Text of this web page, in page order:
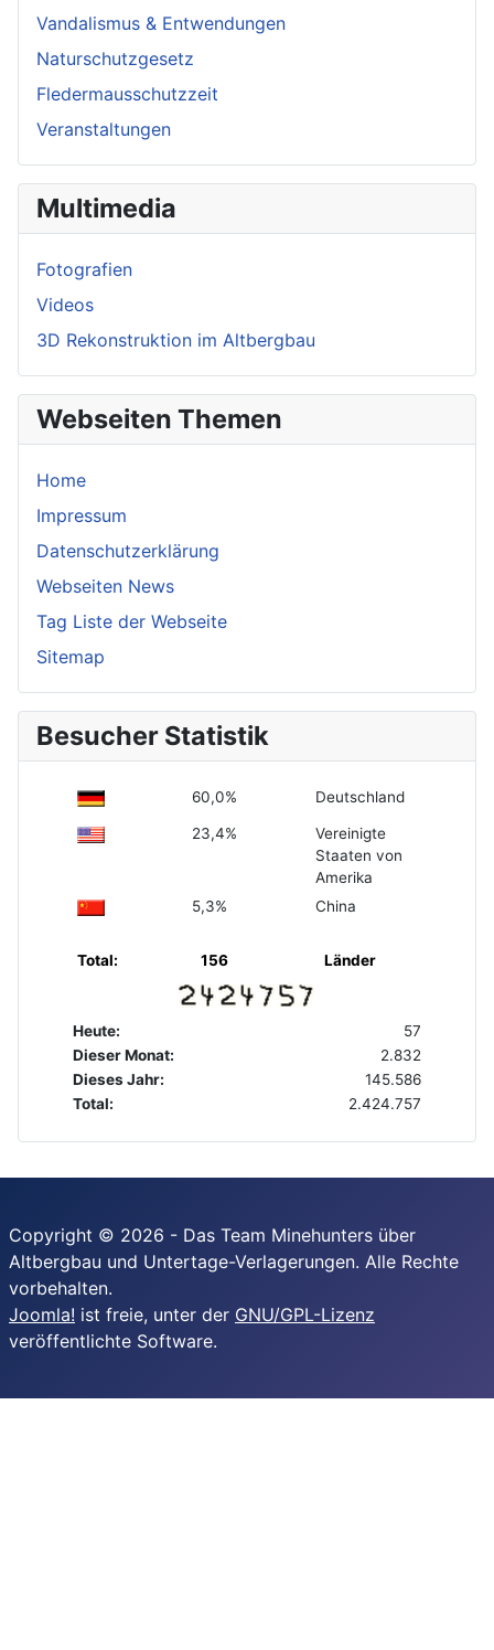
Vandalismus & Entwendungen
Naturschutzgesetz
Fledermausschutzzeit
Veranstaltungen
Multimedia
Fotografien
Videos
3D Rekonstruktion im Altbergbau
Webseiten Themen
Home
Impressum
Datenschutzerklärung
Webseiten News
Tag Liste der Webseite
Sitemap
Besucher Statistik
60,0% Deutschland
23,4%
Vereinigte
Staaten von
Amerika
5,3%
China
Total: 156 Länder
Heute:
57
Dieser Monat:
2.832
Dieses Jahr:
145.586
Total:
2.424.757
Copyright © 2026 - Das Team Minehunters über
Altbergbau und Untertage-Verlagerungen. Alle Rechte
vorbehalten.
Joomla! ist freie, unter der GNU/GPL-Lizenz
veröffentlichte Software.